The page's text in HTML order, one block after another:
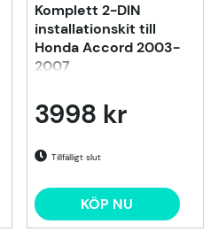
Komplett 2-DIN
installationskit till
Honda Accord 2003-
2007
3998 kr
Tillfälligt slut
KÖP NU